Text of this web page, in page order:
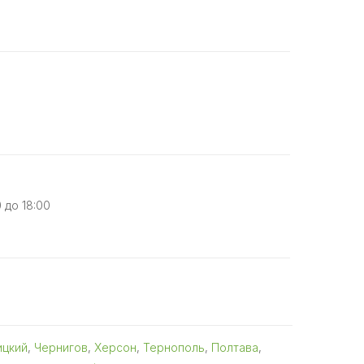
до 18:00
, Чернигов, Херсон, Тернополь, Полтава,